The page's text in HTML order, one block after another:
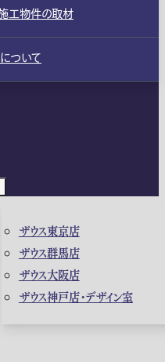
ザウス東京店
ザウス群馬店
ザウス大阪店
ザウス神戸店・デザイン室
工物件の取材
ついて